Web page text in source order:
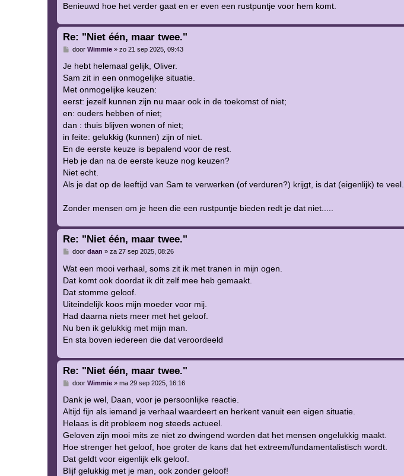
Benieuwd hoe het verder gaat en er even een rustpuntje voor hem komt.
Re: "Niet één, maar twee."
B
r
c
h
t
door Wimmie» zo 21 sep 2025, 09:43
Je hebt helemaal gelijk, Oliver.
Sam zit in een onmogelijke situatie.
Met onmogelijke keuzen:
eerst: jezelf kunnen zijn nu maar ook in de toekomst of niet;
en: ouders hebben of niet;
dan : thuis blijven wonen of niet;
in feite: gelukkig (kunnen) zijn of niet.
En de eerste keuze is bepalend voor de rest.
Heb je dan na de eerste keuze nog keuzen?
Niet echt.
Als je dat op de leeftijd van Sam te verwerken (of verduren?) krijgt, is dat (eigenlijk) te veel.
Zonder mensen om je heen die een rustpuntje bieden redt je dat niet.....
Re: "Niet één, maar twee."
B
r
c
t
door daan » za 27 sep 2025, 08:26
Wat een mooi verhaal, soms zit ik met tranen in mijn ogen.
Dat komt ook doordat ik dit zelf mee heb gemaakt.
Dat stomme geloof.
Uiteindelijk koos mijn moeder voor mij.
Had daarna niets meer met het geloof.
Nu ben ik gelukkig met mijn man.
En sta boven iedereen die dat veroordeeld
Re: "Niet één, maar twee."
B
r
c
h
t
door Wimmie» ma 29 sep 2025, 16:16
Dank je wel, Daan, voor je persoonlijke reactie.
Altijd fijn als iemand je verhaal waardeert en herkent vanuit een eigen situatie.
Helaas is dit probleem nog steeds actueel.
Geloven zijn mooi mits ze niet zo dwingend worden dat het mensen ongelukkig maakt.
Hoe strenger het geloof, hoe groter de kans dat het extreem/fundamentalistisch wordt.
Dat geldt voor eigenlijk elk geloof.
Blijf gelukkig met je man, ook zonder geloof!